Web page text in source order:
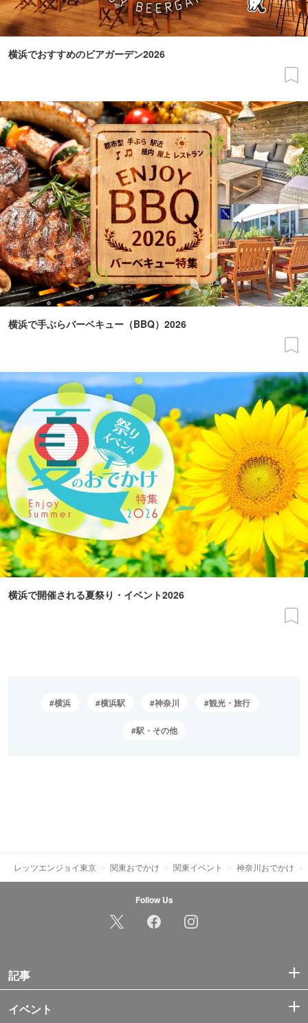
横浜でおすすめのビアガーデン2026
横浜で手ぶらバーベキュー（BBQ）2026
横浜で開催される夏祭り・イベント2026
横浜 横浜駅 神奈川 観光・旅行
駅・その他
レッツエンジョイ東京 関東おでかけ 関東イベント 神奈川おでかけ
Follow Us
記事
イベント